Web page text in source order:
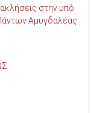
στην υπό
Αμυγδαλέας.